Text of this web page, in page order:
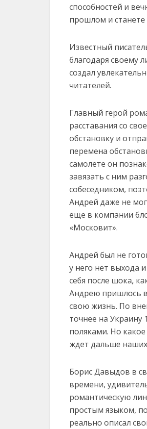
способностей и
прошлом и станете
Известный
благодаря своему
создал
читателей.
Главный герой
расставания со
обстановку и
перемена
самолете он
завязать с ним
собеседником,
Андрей даже не
еще в компании
«Московит».
Андрей был не
у него нет выхода
себя после шока,
Андрею пришлось
свою жизнь. По
точнее на Украину
поляками. Но
ждет дальше
Борис Давыдов в
времени,
романтическую
простым языком,
реально описал